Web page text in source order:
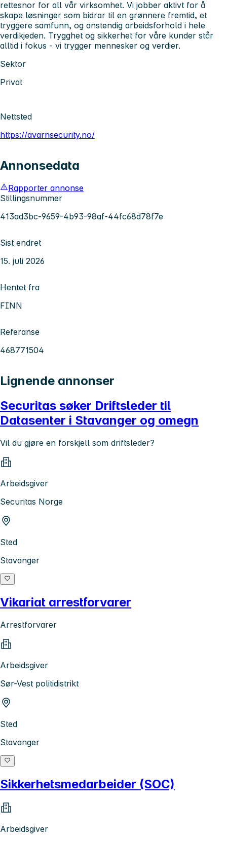
rettesnor for all vår virksomhet. Vi jobber aktivt for å
skape løsninger som bidrar til en grønnere fremtid, et
tryggere samfunn, og anstendig arbeidsforhold i hele
verdikjeden. Trygghet og sikkerhet for våre kunder står
alltid i fokus - vi trygger mennesker og verdier.
Sektor
Privat
Nettsted
https://avarnsecurity.no/
Annonsedata
Rapporter annonse
Stillingsnummer
413ad3bc-9659-4b93-98af-44fc68d78f7e
Sist endret
15. juli 2026
Hentet fra
FINN
Referanse
468771504
Lignende annonser
Securitas søker Driftsleder til
Datasenter i Stavanger og omegn
Vil du gjøre en forskjell som driftsleder?
Arbeidsgiver
Securitas Norge
Sted
Stavanger
Vikariat arrestforvarer
Arrestforvarer
Arbeidsgiver
Sør-Vest politidistrikt
Sted
Stavanger
Sikkerhetsmedarbeider (SOC)
Arbeidsgiver